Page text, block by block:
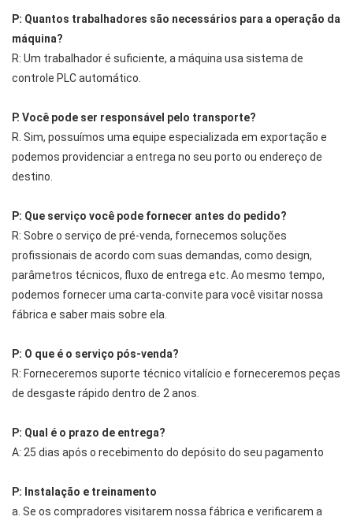
P: Quantos trabalhadores são necessários para a operação da
máquina?
R: Um trabalhador é suficiente, a máquina usa sistema de
controle PLC automático.
P. Você pode ser responsável pelo transporte?
R. Sim, possuímos uma equipe especializada em exportação e
podemos providenciar a entrega no seu porto ou endereço de
destino.
P: Que serviço você pode fornecer antes do pedido?
R: Sobre o serviço de pré-venda, fornecemos soluções
profissionais de acordo com suas demandas, como design,
parâmetros técnicos, fluxo de entrega etc. Ao mesmo tempo,
podemos fornecer uma carta-convite para você visitar nossa
fábrica e saber mais sobre ela.
P: O que é o serviço pós-venda?
R: Forneceremos suporte técnico vitalício e forneceremos peças
de desgaste rápido dentro de 2 anos.
P: Qual é o prazo de entrega?
A: 25 dias após o recebimento do depósito do seu pagamento
P: Instalação e treinamento
a. Se os compradores visitarem nossa fábrica e verificarem a